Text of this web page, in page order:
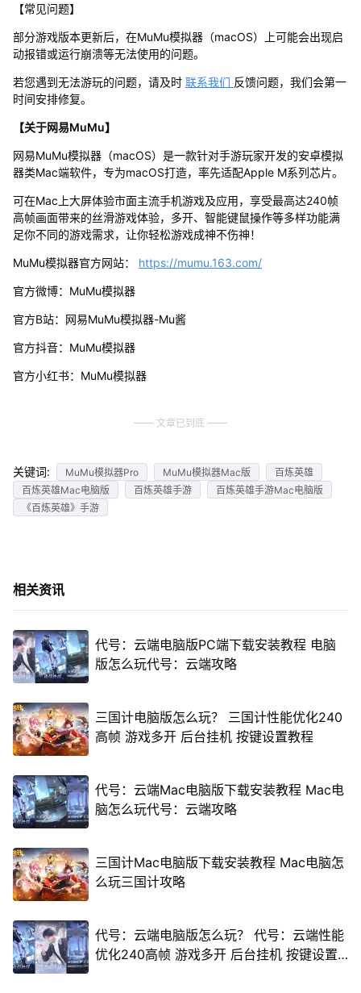
【常见问题】
部分游戏版本更新后，在MuMu模拟器（macOS）上可能会出现启
动报错或运行崩溃等无法使用的问题。
若您遇到无法游玩的问题，请及时 联系我们 反馈问题，我们会第一
时间安排修复。
【关于网易MuMu】
网易MuMu模拟器（macOS）是一款针对手游玩家开发的安卓模拟
器类Mac端软件，专为macOS打造，率先适配Apple M系列芯片。
可在Mac上大屏体验市面主流手机游戏及应用，享受最高达240帧
高帧画面带来的丝滑游戏体验，多开、智能键鼠操作等多样功能满
足你不同的游戏需求，让你轻松游戏成神不伤神！
MuMu模拟器官方网站： https://mumu.163.com/
官方微博：MuMu模拟器
官方B站：网易MuMu模拟器-Mu酱
官方抖音：MuMu模拟器
官方小红书：MuMu模拟器
文章已到底
关键词: MuMu模拟器Pro MuMu模拟器Mac版
百炼英雄
百炼英雄Mac电脑版
百炼英雄手游
百炼英雄手游Mac电脑版
《百炼英雄》手游
相关资讯
代号：云端电脑版PC端下载安装教程 电脑
版怎么玩代号：云端攻略
三国计电脑版怎么玩？ 三国计性能优化240
高帧 游戏多开 后台挂机 按键设置教程
代号：云端Mac电脑版下载安装教程 Mac电
脑怎么玩代号：云端攻略
三国计Mac电脑版下载安装教程 Mac电脑怎
么玩三国计攻略
代号：云端电脑版怎么玩？ 代号：云端性能
优化240高帧 游戏多开 后台挂机 按键设置